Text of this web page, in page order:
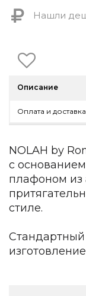
Производство
По типу
Стулья
Мягкая мебель
Полки и стеллажи
Консоли
Мебель по
Мебель для
Производство
Шкафы и
Мебель для
Нашли
Описание
Оплата и доставка
NOLAH by
с
плафоном из
стиле.
Стандартный